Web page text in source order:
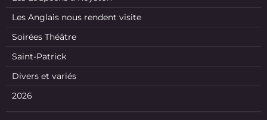
Les Anglais nous rendent visite
Soirées Théâtre
Saint-Patrick
Divers et variés
2026